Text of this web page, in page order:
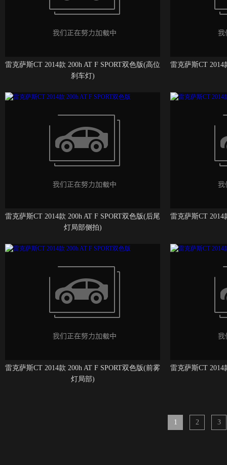
雷克萨斯CT 2014款 200h AT F SPORT双色版(高位
刹车灯)
雷克萨斯CT 2014
雷克萨斯CT 2014款 200h AT F SPORT双色版(后尾
灯局部侧拍)
雷克萨斯CT 2014
雷克萨斯CT 2014款 200h AT F SPORT双色版(前雾
灯局部)
雷克萨斯CT 2014
1 2 3